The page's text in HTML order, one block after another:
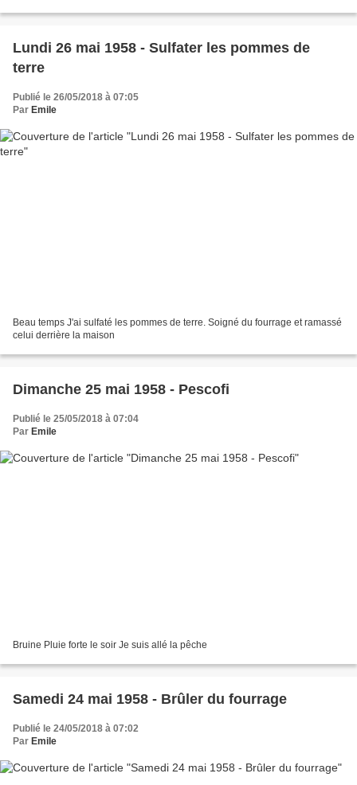
Lundi 26 mai 1958 - Sulfater les pommes de
terre
Publié le 26/05/2018 à 07:05
Par Emile
Beau temps J'ai sulfaté les pommes de terre. Soigné du fourrage et ramassé
celui derrière la maison
Dimanche 25 mai 1958 - Pescofi
Publié le 25/05/2018 à 07:04
Par Emile
Bruine Pluie forte le soir Je suis allé la pêche
Samedi 24 mai 1958 - Brûler du fourrage
Publié le 24/05/2018 à 07:02
Par Emile